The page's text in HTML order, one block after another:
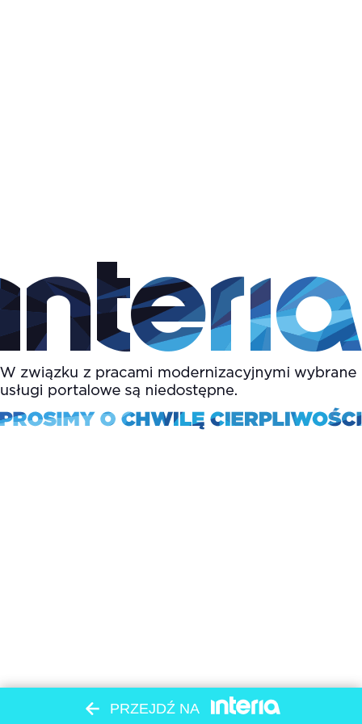
PRZEJDŹ NA